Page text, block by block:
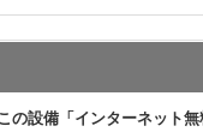
の設備「インターネット無